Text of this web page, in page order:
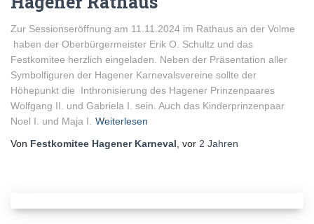
Zur Sessionseröffnung am 11.11.2024 im Rathaus an der Volme
haben der Oberbürgermeister Erik O. Schultz und das
Festkomitee herzlich eingeladen. Neben der Präsentation aller
Symbolfiguren der Hagener Karnevalsvereine sollte der
Höhepunkt die Inthronisierung des Hagener Prinzenpaares
Wolfgang II. und Gabriela I. sein. Auch das Kinderprinzenpaar
Noel I. und Maja I. Weiterlesen
Von Festkomitee Hagener Karneval, vor 2 Jahren